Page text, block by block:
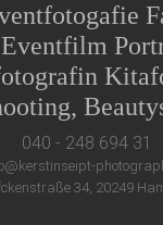
040 - 248 694 31
34, 20249